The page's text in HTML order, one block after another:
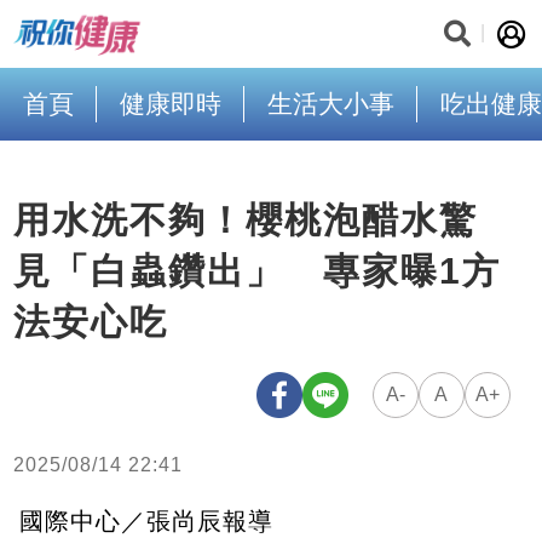
首頁 健康即時 生活大小事 吃出健康
用水洗不夠！櫻桃泡醋水驚
見「白蟲鑽出」 專家曝1方
法安心吃
A- A A+
2025/08/14 22:41
國際中心／張尚辰報導